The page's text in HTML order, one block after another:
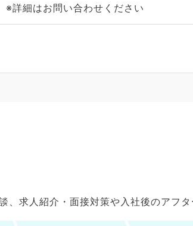
※詳細はお問い合わせください
、求人紹介・面接対策や入社後のアフ